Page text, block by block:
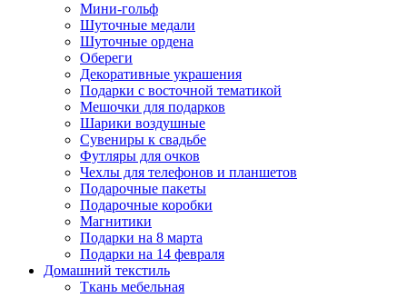
Мини-гольф
Шуточные медали
Шуточные ордена
Обереги
Декоративные украшения
Подарки с восточной тематикой
Мешочки для подарков
Шарики воздушные
Сувениры к свадьбе
Футляры для очков
Чехлы для телефонов и планшетов
Подарочные пакеты
Подарочные коробки
Магнитики
Подарки на 8 марта
Подарки на 14 февраля
Домашний текстиль
Ткань мебельная